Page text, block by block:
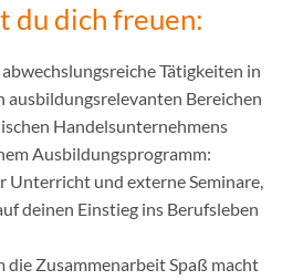
du dich freuen:
Tätigkeiten in
ausbildungsrelevanten Bereichen
Handelsunternehmens
Ausbildungsprogramm:
Unterricht und externe Seminare,
deinen Einstieg ins Berufsleben
die Zusammenarbeit Spaß macht